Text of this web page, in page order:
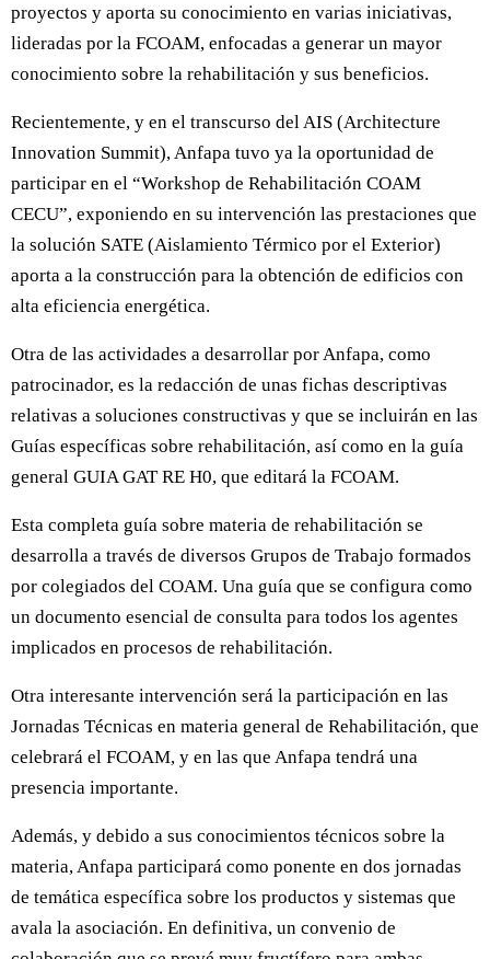
proyectos y aporta su conocimiento en varias iniciativas,
lideradas por la FCOAM, enfocadas a generar un mayor
conocimiento sobre la rehabilitación y sus beneficios.
Recientemente, y en el transcurso del AIS (Architecture
Innovation Summit), Anfapa tuvo ya la oportunidad de
participar en el “Workshop de Rehabilitación COAM
CECU”, exponiendo en su intervención las prestaciones que
la solución SATE (Aislamiento Térmico por el Exterior)
aporta a la construcción para la obtención de edificios con
alta eficiencia energética.
Otra de las actividades a desarrollar por Anfapa, como
patrocinador, es la redacción de unas fichas descriptivas
relativas a soluciones constructivas y que se incluirán en las
Guías específicas sobre rehabilitación, así como en la guía
general GUIA GAT RE H0, que editará la FCOAM.
Esta completa guía sobre materia de rehabilitación se
desarrolla a través de diversos Grupos de Trabajo formados
por colegiados del COAM. Una guía que se configura como
un documento esencial de consulta para todos los agentes
implicados en procesos de rehabilitación.
Otra interesante intervención será la participación en las
Jornadas Técnicas en materia general de Rehabilitación, que
celebrará el FCOAM, y en las que Anfapa tendrá una
presencia importante.
Además, y debido a sus conocimientos técnicos sobre la
materia, Anfapa participará como ponente en dos jornadas
de temática específica sobre los productos y sistemas que
avala la asociación. En definitiva, un convenio de